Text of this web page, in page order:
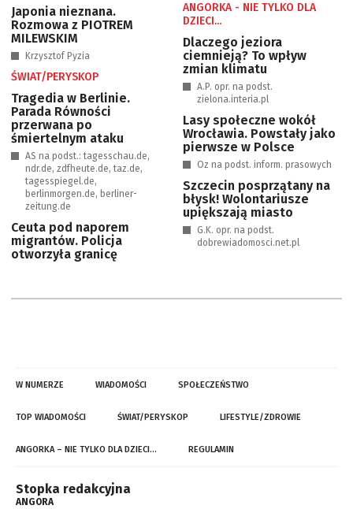
Japonia nieznana.
Rozmowa z PIOTREM
MILEWSKIM
Krzysztof Pyzia
ŚWIAT/PERYSKOP
Tragedia w Berlinie.
Parada Równości
przerwana po
śmiertelnym ataku
AS na podst.: tagesschau.de,
ndr.de, zdfheute.de, taz.de,
tagesspiegel.de,
berlinmorgen.de, berliner-
zeitung.de
Ceuta pod naporem
migrantów. Policja
otworzyła granicę
ANGORKA - NIE TYLKO DLA
DZIECI...
Dlaczego jeziora
ciemnieją? To wpływ
zmian klimatu
A.P. opr. na podst.
zielona.interia.pl
Lasy społeczne wokół
Wrocławia. Powstały jako
pierwsze w Polsce
Oz na podst. inform. prasowych
Szczecin posprzątany na
błysk! Wolontariusze
upiększają miasto
G.K. opr. na podst.
dobrewiadomosci.net.pl
W NUMERZE WIADOMOŚCI SPOŁECZEŃSTWO
TOP WIADOMOŚCI ŚWIAT/PERYSKOP LIFESTYLE/ZDROWIE
ANGORKA – NIE TYLKO DLA DZIECI… REGULAMIN
Stopka redakcyjna
ANGORA